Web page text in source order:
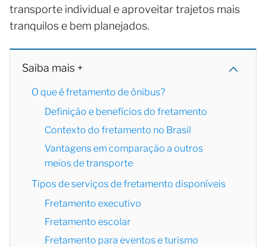
transporte individual e aproveitar trajetos mais
tranquilos e bem planejados.
Saiba mais +
O que é fretamento de ônibus?
Definição e benefícios do fretamento
Contexto do fretamento no Brasil
Vantagens em comparação a outros
meios de transporte
Tipos de serviços de fretamento disponíveis
Fretamento executivo
Fretamento escolar
Fretamento para eventos e turismo